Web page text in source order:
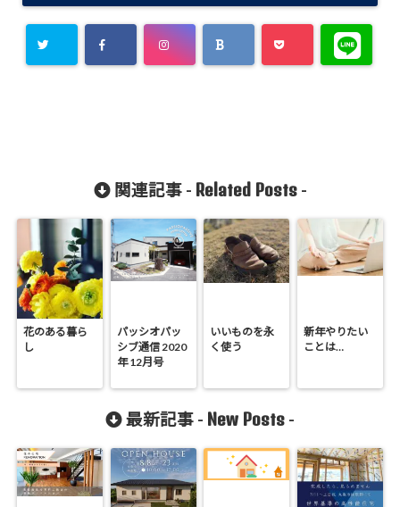
関連記事 - Related Posts-
花のある暮ら
し
パッシオパッ
シブ通信 2020
年 12月号
いいものを永
く使う
新年やりたい
ことは…
最新記事 - New Posts -